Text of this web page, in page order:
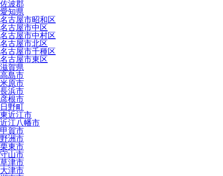
佐波郡
愛知県
名古屋市昭和区
名古屋市中区
名古屋市中村区
名古屋市北区
名古屋市千種区
名古屋市東区
滋賀県
高島市
米原市
長浜市
彦根市
日野町
東近江市
近江八幡市
甲賀市
野洲市
栗東市
守山市
草津市
大津市